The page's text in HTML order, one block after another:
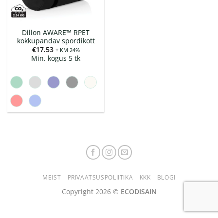
Dillon AWARE™ RPET
kokkupandav spordikott
€17.53 + KM 24%
Min. kogus 5 tk
MEIST PRIVAATSUSPOLIITIKA KKK BLOGI
Copyright 2026 © ECODISAIN